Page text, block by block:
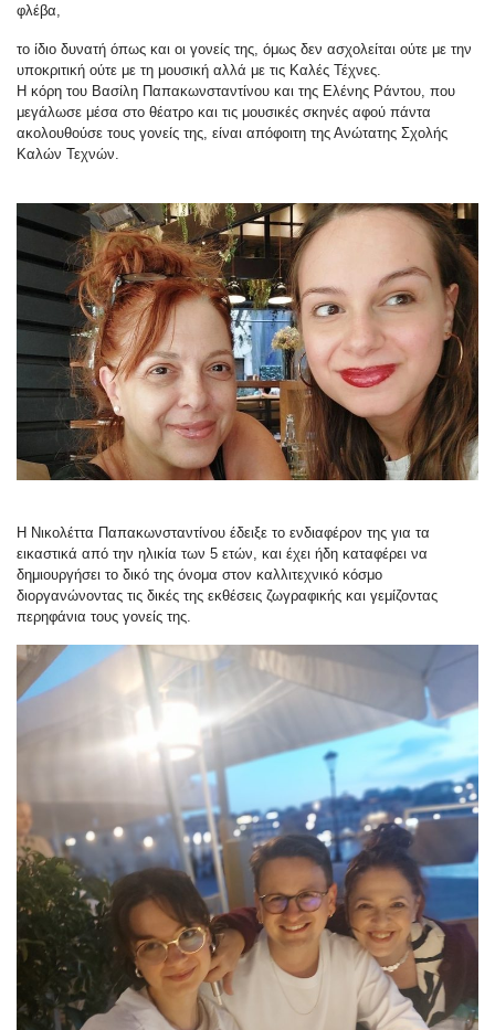
φλέβα,
το ίδιο δυνατή όπως και οι γονείς της, όμως δεν ασχολείται ούτε με την
υποκριτική ούτε με τη μουσική αλλά με τις Καλές Τέχνες.
Η κόρη του Βασίλη Παπακωνσταντίνου και της Ελένης Ράντου, που
μεγάλωσε μέσα στο θέατρο και τις μουσικές σκηνές αφού πάντα
ακολουθούσε τους γονείς της, είναι απόφοιτη της Ανώτατης Σχολής
Καλών Τεχνών.
Η Νικολέττα Παπακωνσταντίνου έδειξε το ενδιαφέρον της για τα
εικαστικά από την ηλικία των 5 ετών, και έχει ήδη καταφέρει να
δημιουργήσει το δικό της όνομα στον καλλιτεχνικό κόσμο
διοργανώνοντας τις δικές της εκθέσεις ζωγραφικής και γεμίζοντας
περηφάνια τους γονείς της.